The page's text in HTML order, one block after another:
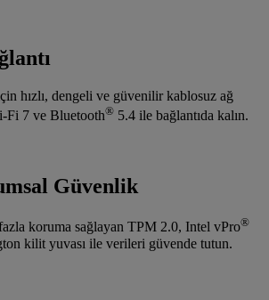
hızlı, dengeli ve güvenilir kablosuz ağ
Fi 7 ve Bluetooth® 5.4 ile bağlantıda kalın.
Güvenlik
koruma sağlayan TPM 2.0, Intel vPro®
kilit yuvası ile verileri güvende tutun.